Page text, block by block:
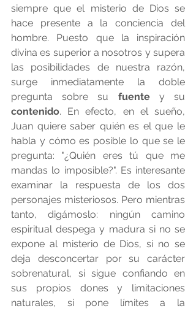
siempre que el misterio de Dios se
hace presente a la conciencia del
hombre. Puesto que la inspiración
divina es superior a nosotros y supera
las posibilidades de nuestra razón,
surge inmediatamente la doble
pregunta sobre su fuente
contenido. En efecto, en el sueño,
Juan quiere saber quién es el que le
habla y cómo es posible lo que se le
pregunta: "¿Quién eres tú que me
mandas lo imposible?". Es interesante
examinar la respuesta de los dos
personajes misteriosos. Pero mientras
tanto, digámoslo: ningún camino
espiritual despega y madura si no se
expone al misterio de Dios, si no se
deja desconcertar por su carácter
sobrenatural, si sigue confiando en
sus propios dones y limitaciones
naturales, si pone límites a la